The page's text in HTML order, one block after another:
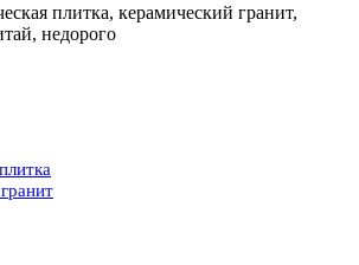
плитка, керамический гранит,
недорого